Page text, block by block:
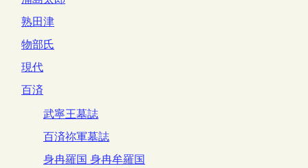
熟田津
物部氏
現代
百済
武寧王墓誌
百済祢軍墓誌
身冉羅国 身冉牟羅国